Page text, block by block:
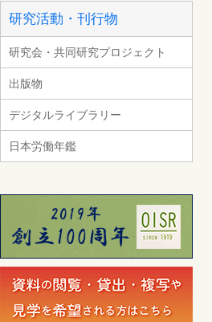
研究活動・刊行物
研究会・共同研究プロジェクト
出版物
デジタルライブラリー
日本労働年鑑